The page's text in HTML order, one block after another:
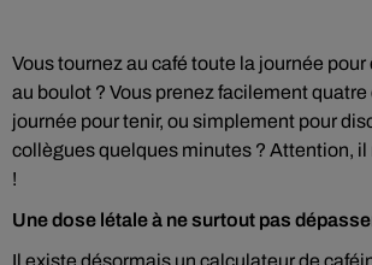
Vous tournez au café toute la journée pour
au boulot ? Vous prenez facilement quatre
journée pour tenir, ou simplement pour
collègues quelques minutes ? Attention, il
!
Une dose létale à ne surtout pas
Il existe désormais un calculateur de